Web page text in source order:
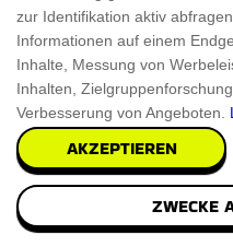
zur Identifikation aktiv
Informationen auf einem
Inhalte, Messung von
Inhalten,
Verbesserung von Angeboten.
AKZEPTIEREN
ZWECKE